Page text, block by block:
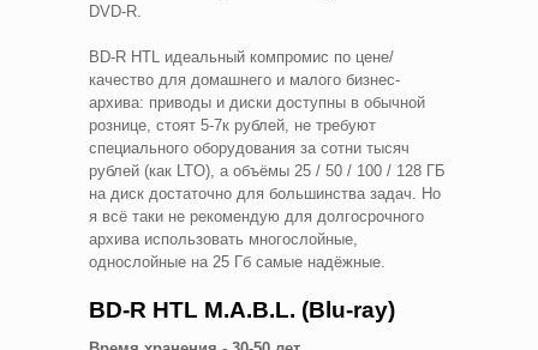
DVD-R.
BD-R HTL идеальный компромис по цене/
качество для домашнего и малого бизнес-
архива: приводы и диски доступны в обычной
рознице, стоят 5-7к рублей, не требуют
специального оборудования за сотни тысяч
рублей (как LTO), а объёмы 25 / 50 / 100 / 128 ГБ
на диск достаточно для большинства задач. Но
я всё таки не рекомендую для долгосрочного
архива использовать многослойные,
однослойные на 25 Гб самые надёжные.
BD-R HTL M.A.B.L. (Blu-ray)